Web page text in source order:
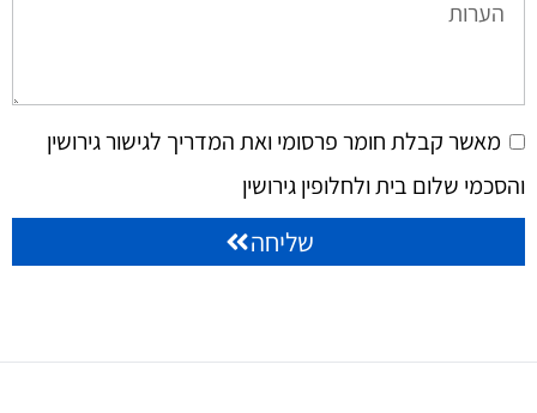
מאשר קבלת חומר פרסומי ואת המדריך לגישור גירושין
והסכמי שלום בית ולחלופין גירושין
שליחה